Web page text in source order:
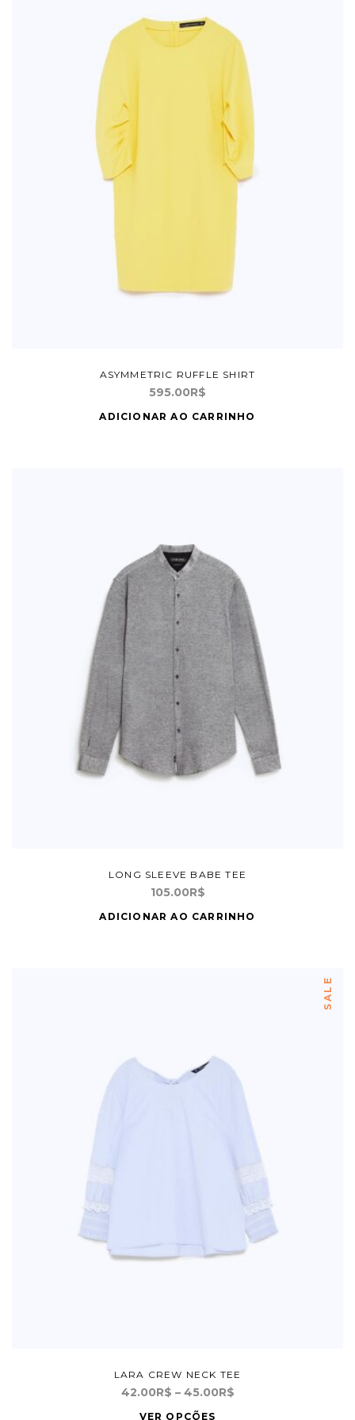
ASYMMETRIC RUFFLE SHIRT
595.00R$
ADICIONAR AO CARRINHO
LONG SLEEVE BABE TEE
105.00R$
ADICIONAR AO CARRINHO
SALE
LARA CREW NECK TEE
42.00R$ – 45.00R$Price
VER OPÇÕES